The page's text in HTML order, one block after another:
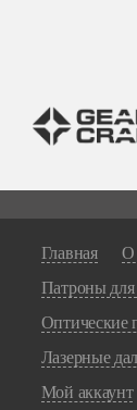
Главная О
Патроны для
Оптические
Лазерные
Мой аккаунт